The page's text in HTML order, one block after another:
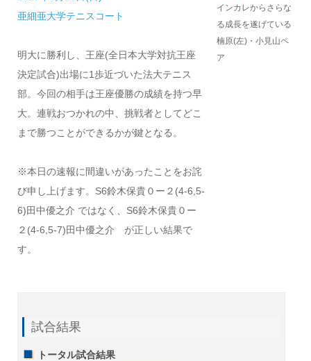
亜細亜大学テニスコート
明大に勝利し、王座(全日本大学対抗王座
決定試合)出場に1歩近づいた法大テニス
部。今回の相手は王座優勝の成績を持つ早
大。連戦おつかれの中、挑戦者としてどこ
まで勝つことができるかが鍵となる。
※本日の速報に間違いがあったことをお詫
び申し上げます。S6鈴木保貴０ー２(4-6,5-
6)田中優之介 ではなく、S6鈴木保貴０ー
２(4-6,5-7)田中優之介 が正しい結果で
す。
インカレからさらな
る成長を遂げている
楠原(左)・小見山ペ
ア
試合結果
トータル試合結果